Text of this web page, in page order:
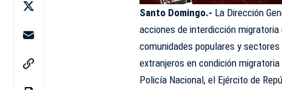
Santo Domingo.- La Dirección
acciones de interdicción
comunidades populares y
extranjeros en condición
Policía Nacional, el Ejército de